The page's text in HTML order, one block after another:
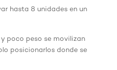
hasta 8 unidades en un
poco peso se movilizan
posicionarlos donde se